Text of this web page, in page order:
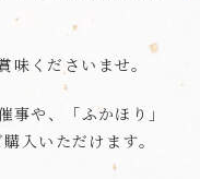
味くださいませ。
事や、「ふかほり」
入いただけます。